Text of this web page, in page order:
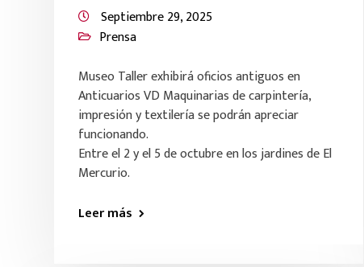
Septiembre 29, 2025
Prensa
Museo Taller exhibirá oficios antiguos en
Anticuarios VD Maquinarias de carpintería,
impresión y textilería se podrán apreciar
funcionando.
Entre el 2 y el 5 de octubre en los jardines de El
Mercurio.
Leer más